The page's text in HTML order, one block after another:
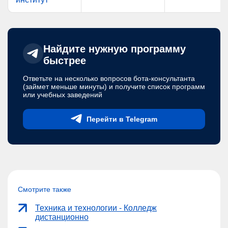
Найдите нужную программу
быстрее
Ответьте на несколько вопросов бота-консультанта
(займет меньше минуты) и получите список программ
или учебных заведений
Перейти в Telegram
Смотрите также
Техника и технологии - Колледж
дистанционно